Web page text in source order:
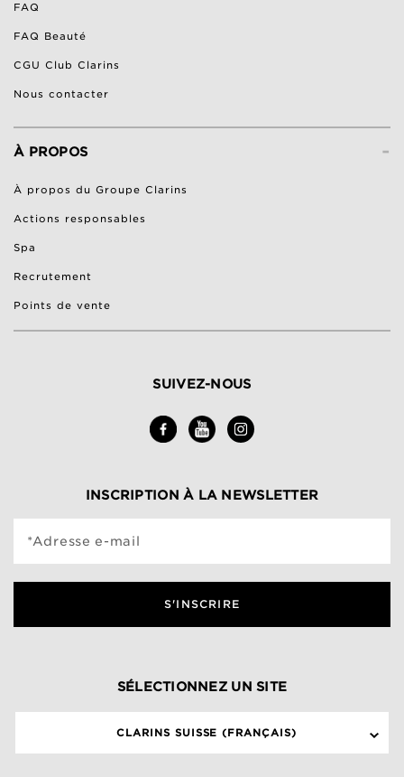
FAQ
FAQ Beauté
CGU Club Clarins
Nous contacter
-
À PROPOS
À propos du Groupe Clarins
Actions responsables
Spa
Recrutement
Points de vente
SUIVEZ-NOUS
INSCRIPTION À LA NEWSLETTER
*Adresse e-mail
S'INSCRIRE
SÉLECTIONNEZ UN SITE
CLARINS SUISSE (FRANÇAIS)